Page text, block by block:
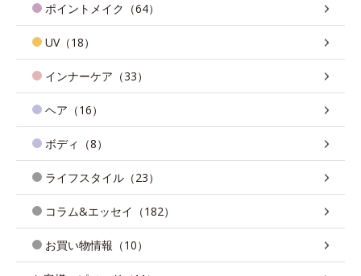
ポイントメイク（64）
UV（18）
インナーケア（33）
ヘア（16）
ボディ（8）
ライフスタイル（23）
コラム&エッセイ（182）
お買い物情報（10）